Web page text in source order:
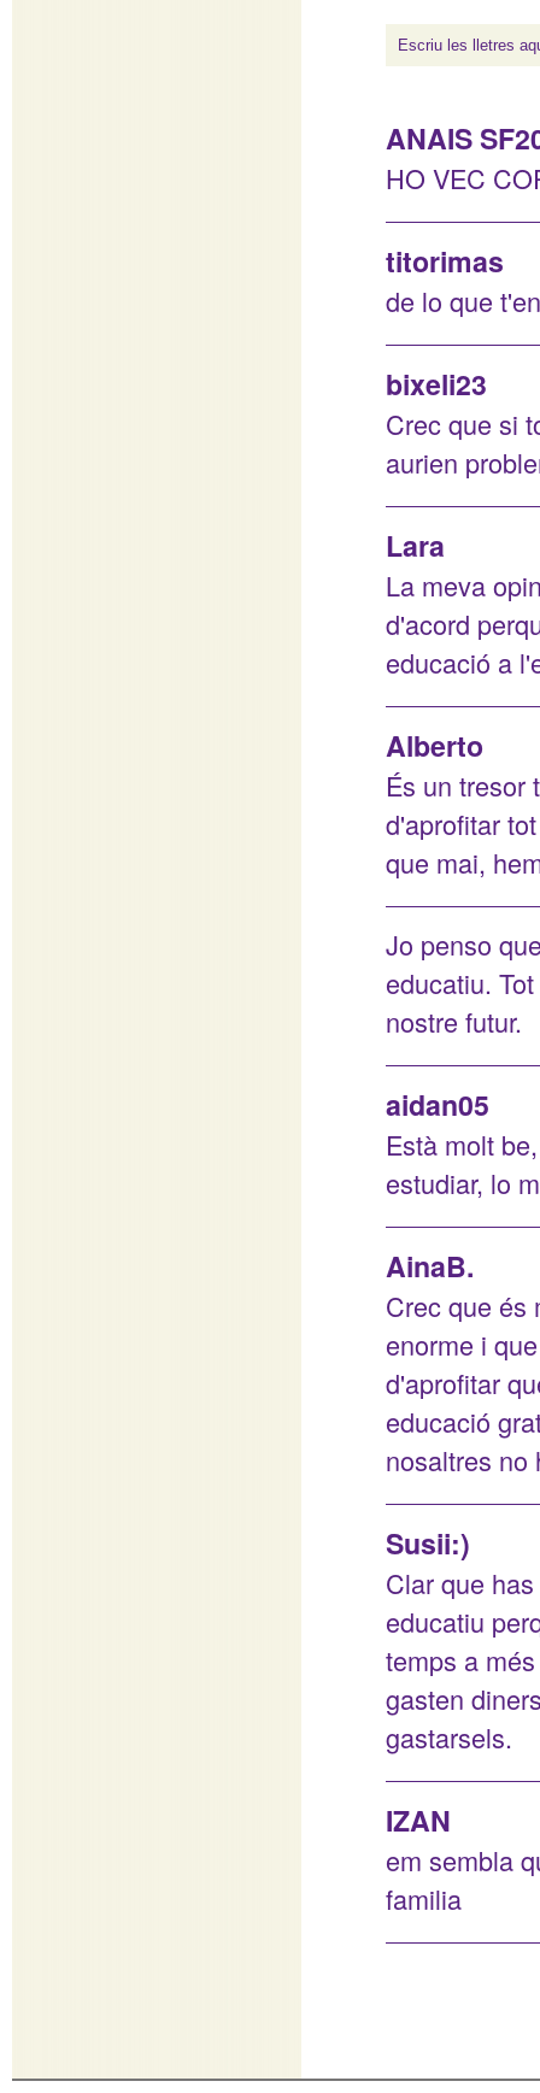
ANAIS
HO VEC
titorimas
de lo que
bixeli23
Crec que si
aurien
Lara
La meva
d'acord
educació a
Alberto
És un tresor
d'aprofitar
que mai,
Jo penso
educatiu.
nostre futur.
aidan05
Està molt
estudiar, lo
AinaB.
Crec que és
enorme i
d'aprofitar
educació
nosaltres no
Susii:)
Clar que
educatiu
temps a
gasten
gastarsels.
IZAN
em sembla
familia